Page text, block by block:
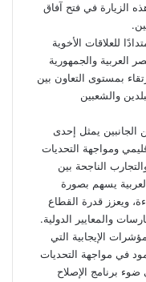
الزيارة في فتح آفاق
للعلاقات الأخوية
العربية والجمهورية
بمستوى التعاون بين
والشعبين
الجانبين يمثل إحدى
ومواجهة التحديات
الناجحة بين
يسهم بصورة
ويعزز قدرة القطاع
والمعايير الدولية.
الإيجابية التي
في مواجهة التحديات
ضوء برنامج الإصلاح